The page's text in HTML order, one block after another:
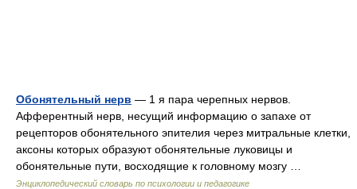
Обонятельный нерв — 1 я пара черепных нервов.
Афферентный нерв, несущий информацию о запахе от
рецепторов обонятельного эпителия через митральные клетки,
аксоны которых образуют обонятельные луковицы и
обонятельные пути, восходящие к головному мозгу …
Энциклопедический словарь по психологии и педагогике